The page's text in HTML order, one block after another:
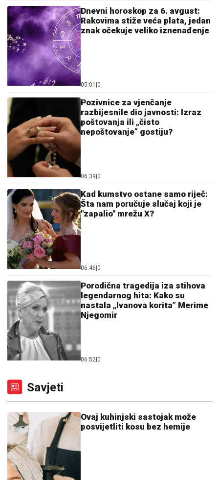
Dnevni horoskop za 6. avgust:
Rakovima stiže veća plata, jedan
znak očekuje veliko iznenađenje
05:01 |0
Pozivnice za vjenčanje
razbijesnile dio javnosti: Izraz
poštovanja ili „čisto
nepoštovanje” gostiju?
06:39|0
Kad kumstvo ostane samo riječ:
Šta nam poručuje slučaj koji je
"zapalio" mrežu X?
06:46|0
Porodična tragedija iza stihova
legendarnog hita: Kako su
nastala „Ivanova korita” Merime
Njegomir
06:52|0
Savjeti
Ovaj kuhinjski sastojak može
posvijetliti kosu bez hemije